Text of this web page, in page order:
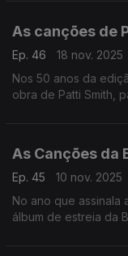
As canções de
Ep. 46
18 nov. 2025
Nos 50 anos da
obra de Patti Smith,
As Canções da
Ep. 45
10 nov. 2025
No ano que assinala
álbum de estreia da